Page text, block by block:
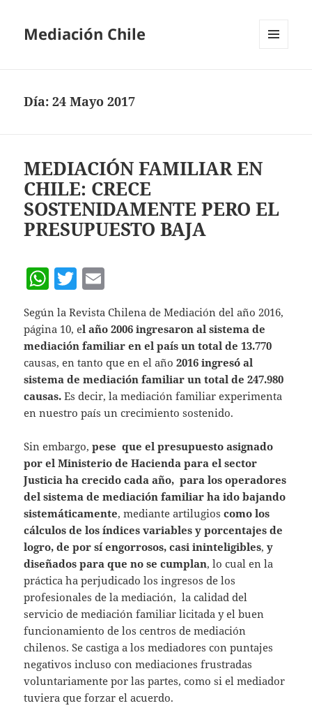
Mediación Chile
Día:24 Mayo 2017
MEDIACIÓN FAMILIAR EN
CHILE: CRECE
SOSTENIDAMENTE PERO EL
PRESUPUESTO BAJA
W
h
at
s
A
p
p
T
w
itt
er
m
ai
l
Según la Revista Chilena de Mediación del año 2016,
página 10, el año 2006 ingresaron al sistema de
mediación familiar en el país un total de 13.770
causas, en tanto que en el año2016 ingresó al
sistema de mediación familiar un total de 247.980
causas. Es decir, la mediación familiar experimenta
en nuestro país un crecimiento sostenido.
Sin embargo,pese que el presupuesto asignado
por el Ministerio de Hacienda para el sector
Justicia ha crecido cada año, para los operadores
del sistema de mediación familiar ha ido bajando
sistemáticamente, mediante artilugioscomo los
cálculos de los índices variables y porcentajes de
logro, de por sí engorrosos, casi ininteligibles,y
diseñados para que no se cumplan, lo cual en la
práctica ha perjudicado los ingresos de los
profesionales de la mediación, la calidad del
servicio de mediación familiar licitada y el buen
funcionamiento de los centros de mediación
chilenos. Se castiga a los mediadores con puntajes
negativos incluso con mediaciones frustradas
voluntariamente por las partes, como si el mediador
tuviera que forzar el acuerdo.